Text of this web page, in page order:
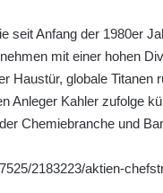
Anfang der 1980er
mit einer hohen
Haustür, globale Titanen
Anleger Kahler zufolge
Chemiebranche und
2183223/aktien-